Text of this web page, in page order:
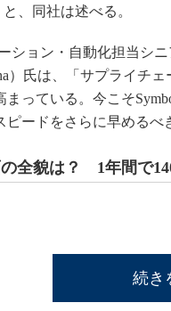
、同社は述べる。
ション・自動化担当シ
）氏は、「サプライチ
まっている。今こそ
ピードをさらに早めるべ
全貌は？ 1年間で
続き